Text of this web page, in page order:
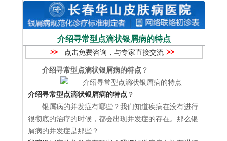
介绍寻常型点滴状银屑病的特点
点击免费咨询，与专家直接交流
介绍寻常型点滴状银屑病的特点 ？
介绍寻常型点滴状银屑病的特点 ？
银屑病的并发症有哪些？我们知道疾病在没有进行
很彻底的治疗的时候，都会出现并发症的存在。那么银
屑病的并发症是那些？